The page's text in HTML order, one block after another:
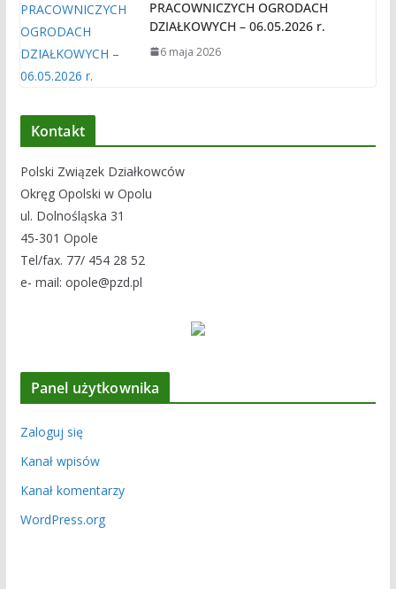
PRACOWNICZYCH OGRODACH
DZIAŁKOWYCH – 06.05.2026 r.
6 maja 2026
Kontakt
Polski Związek Działkowców
Okręg Opolski w Opolu
ul. Dolnośląska 31
45-301 Opole
Tel/fax. 77/ 454 28 52
e- mail: opole@pzd.pl
Panel użytkownika
Zaloguj się
Kanał wpisów
Kanał komentarzy
WordPress.org